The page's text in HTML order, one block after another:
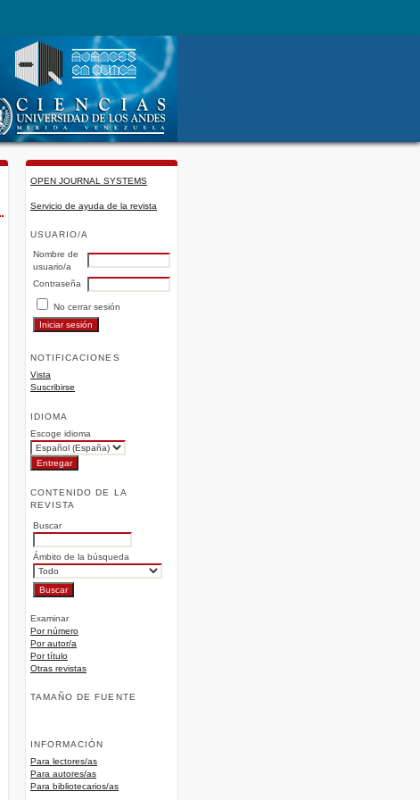
OPEN JOURNAL SYSTEMS
Servicio de ayuda de la revista
USUARIO/A
Nombre de
usuario/a
Contraseña
No cerrar sesión
NOTIFICACIONES
Vista
Suscribirse
IDIOMA
Escoge idioma
CONTENIDO DE LA
REVISTA
Buscar
Ámbito de la búsqueda
Examinar
Por número
Por autor/a
Por título
Otras revistas
TAMAÑO DE FUENTE
INFORMACIÓN
Para lectores/as
Para autores/as
Para bibliotecarios/as